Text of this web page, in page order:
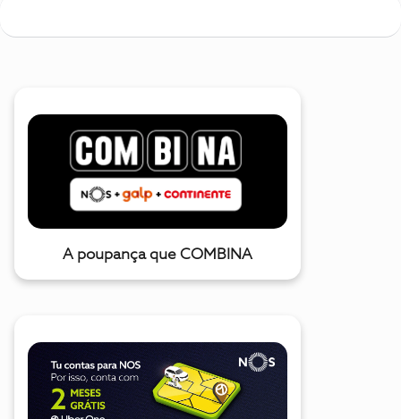
A poupança que COMBINA